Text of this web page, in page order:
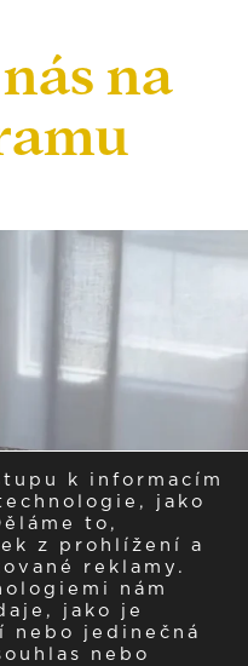
na
k informacím
jako
to,
z prohlížení a
reklamy.
nám
jako je
nebo jedinečná
nebo